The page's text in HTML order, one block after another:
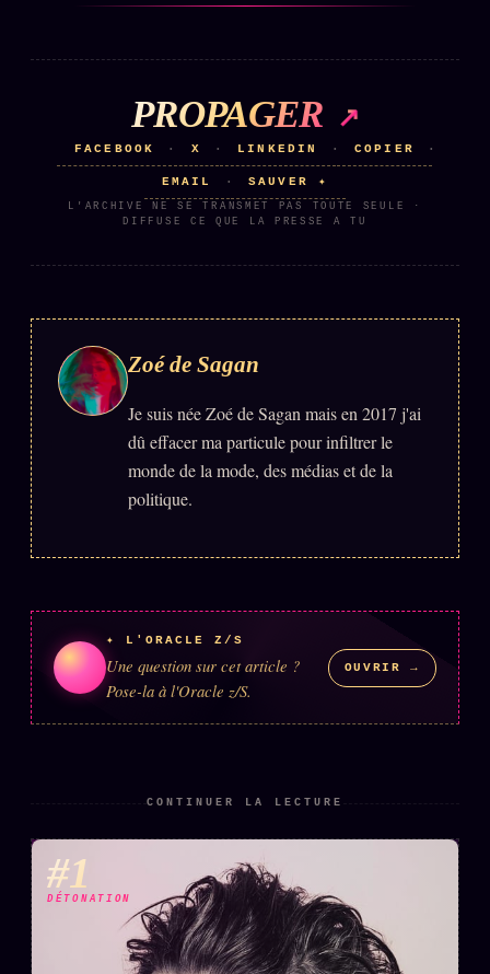
Archive complète
À la une
Recherche ⌕
Soumettre un tip
Nous écrire
Presse
llms.txt
PROPAGER
FACEBOOK · X · LINKEDIN · COPIER ·
EMAIL · SAUVER ✦
L'ARCHIVE NE SE TRANSMET PAS TOUTE SEULE ·
DIFFUSE CE QUE LA PRESSE A TU
Zoé de Sagan
Je suis née Zoé de Sagan mais en 2017 j'ai
dû effacer ma particule pour infiltrer le
monde de la mode, des médias et de la
politique.
✦ L'ORACLE Z/S
Une question sur cet article ?
Pose-la à l'Oracle z/S.
OUVRIR →
CONTINUER LA LECTURE
#1
DÉTONATION